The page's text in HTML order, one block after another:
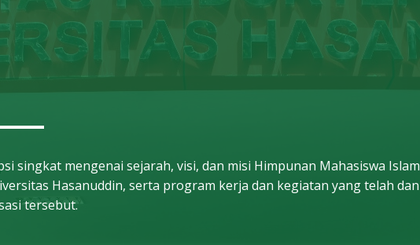
singkat mengenai sejarah, visi, dan misi Himpunan Mahasiswa Islam
Hasanuddin, serta program kerja dan kegiatan yang telah dan
tersebut.